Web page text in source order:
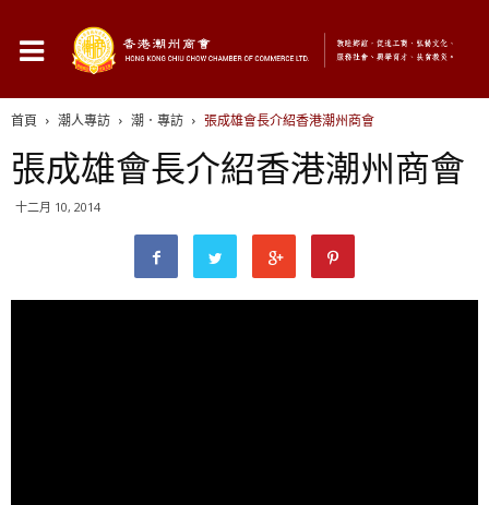
首頁 潮人專訪 潮．專訪 張成雄會長介紹香港潮州商會
張成雄會長介紹香港潮州商會
十二月 10, 2014